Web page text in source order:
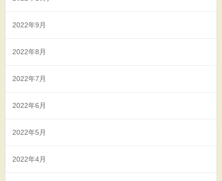
2022年9月
2022年8月
2022年7月
2022年6月
2022年5月
2022年4月